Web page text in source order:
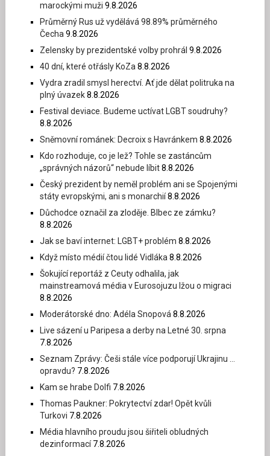
marockými muži 9.8.2026
Průměrný Rus už vydělává 98.89% průměrného
Čecha9.8.2026
Zelensky by prezidentské volby prohrál 9.8.2026
40 dní, které otřásly KoZa8.8.2026
Vydra zradil smysl herectví. Ať jde dělat politruka na
plný úvazek8.8.2026
Festival deviace. Budeme uctívat LGBT soudruhy?
8.8.2026
Sněmovní románek: Decroix s Havránkem 8.8.2026
Kdo rozhoduje, co je lež? Tohle se zastáncům
„správných názorů“ nebude líbit8.8.2026
Český prezident by neměl problém ani se Spojenými
státy evropskými, ani s monarchií8.8.2026
Důchodce označil za zloděje. Blbec ze zámku?
8.8.2026
Jak se baví internet: LGBT+ problém 8.8.2026
Když místo médií čtou lidé Vidláka8.8.2026
Šokující reportáž z Ceuty odhalila, jak
mainstreamová média v Eurosojuzu lžou o migraci
8.8.2026
Moderátorské dno: Adéla Snopová8.8.2026
Live sázení u Paripesa a derby na Letné 30. srpna
7.8.2026
Seznam Zprávy: Češi stále více podporují Ukrajinu …
opravdu? 7.8.2026
Kam se hrabe Dolfi 7.8.2026
Thomas Paukner: Pokrytectví zdar! Opět kvůli
Turkovi 7.8.2026
Média hlavního proudu jsou šiřiteli obludných
dezinformací 7.8.2026